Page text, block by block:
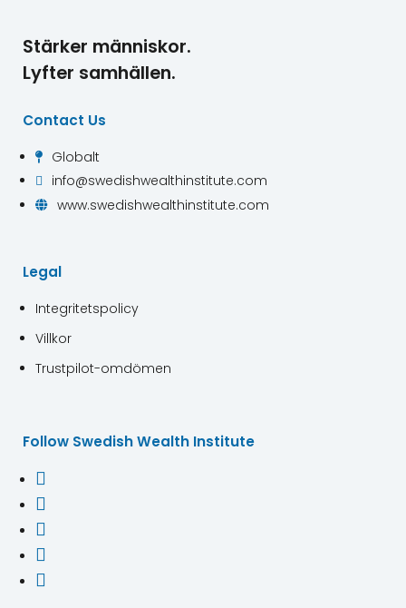
Stärker människor.
Lyfter samhällen.
Contact Us
 Globalt
 info@swedishwealthinstitute.com
 www.swedishwealthinstitute.com
Legal
Integritetspolicy
Villkor
Trustpilot-omdömen
Follow Swedish Wealth Institute




